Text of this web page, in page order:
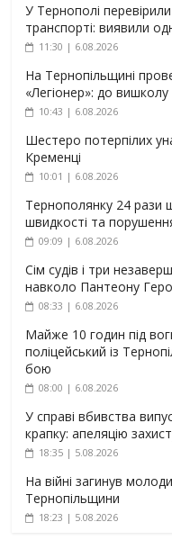
У Тернополі
транспорті: виявили
11:30 | 6.08.2026
На Тернопільщині
«Легіонер»: до
10:43 | 6.08.2026
Шестеро потерпілих
Кременці
10:01 | 6.08.2026
Тернополянку 24 рази
швидкості та
09:09 | 6.08.2026
Сім судів і три
навколо Пантеону
08:33 | 6.08.2026
Майже 10 годин під
поліцейський із
бою
08:00 | 6.08.2026
У справі вбивства
крапку: апеляцію
18:35 | 5.08.2026
На війні загинув
Тернопільщини
18:23 | 5.08.2026